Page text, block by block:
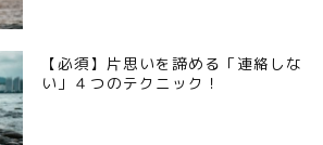
【必須】片思いを諦める「連絡しな
い」４つのテクニック！